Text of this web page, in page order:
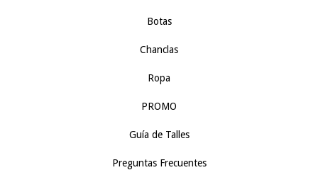
Botas
Chanclas
Ropa
PROMO
Guía de Talles
Preguntas Frecuentes